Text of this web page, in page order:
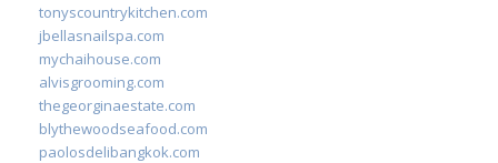
tonyscountrykitchen.com
jbellasnailspa.com
mychaihouse.com
alvisgrooming.com
thegeorginaestate.com
blythewoodseafood.com
paolosdelibangkok.com